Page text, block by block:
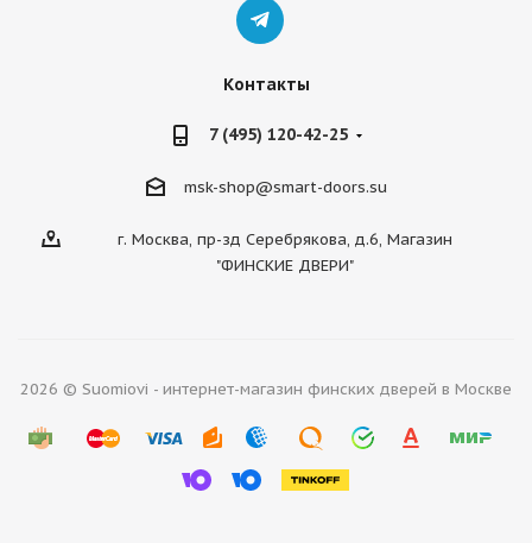
Контакты
7 (495) 120-42-25
msk-shop@smart-doors.su
г. Москва, пр-зд Серебрякова, д.6, Магазин
"ФИНСКИЕ ДВЕРИ"
2026 © Suomiovi - интернет-магазин финских дверей в Москве